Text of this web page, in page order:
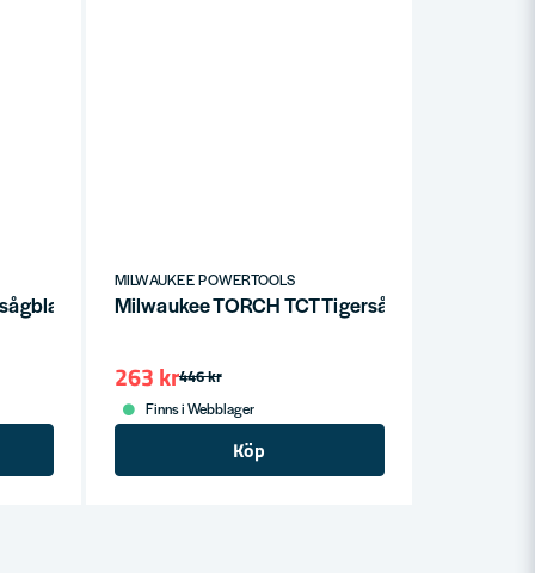
Karbid 230mm 5-P
MILWAUKEE POWERTOOLS
Milwaukee TORCH TCT Tigersågblad 230 mm
446 kr
263 kr
Finns i Webblager
Köp